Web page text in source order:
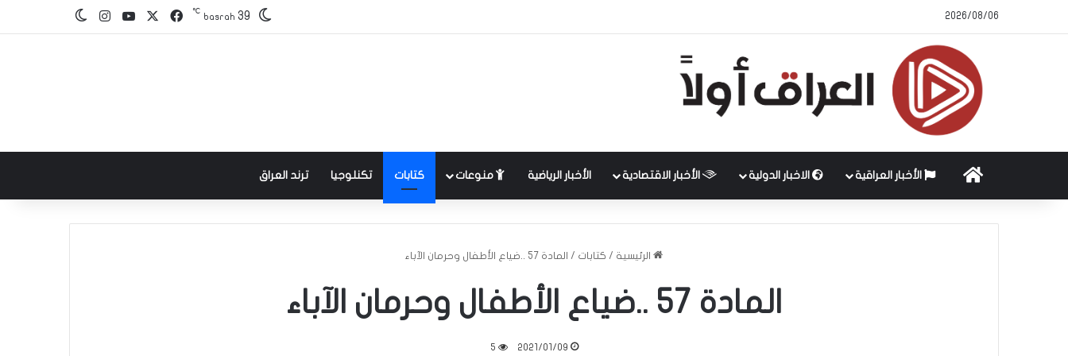
2026/08/06
basrah 39
℃ فيسبوك‫YouTube
انستقرامالوضع المظلم
الرئيسية الأخبار العراقية الاخبار الدولية الأخبار الاقتصادية الأخبار الرياضية منوعات كتابات تكنلوجيا ترند العراق
الرئيسية / كتابات / المادة 57 ..ضياع الأطفال وحرمان الآباء
المادة 57 ..ضياع الأطفال وحرمان الآباء
2021/01/09
5